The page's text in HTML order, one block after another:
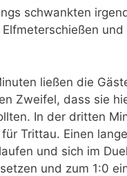
schwankten
und
ließen die
Zweifel, dass sie
In der dritten
Trittau. Einen
und sich im
und zum 1:0